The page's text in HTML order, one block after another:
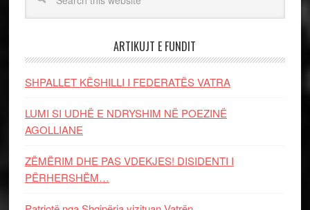
ARTIKUJT E FUNDIT
SHPALLET KËSHILLI I FEDERATËS VATRA
LUMI SI UDHË E NDRYSHIM NË POEZINË
AGOLLIANE
ZËMËRIM DHE PAS VDEKJES! DISIDENTI I
PËRHERSHËM…